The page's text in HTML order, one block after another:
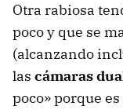
Otra rabiosa
poco y que se
(alcanzando
las cámaras
poco» porque